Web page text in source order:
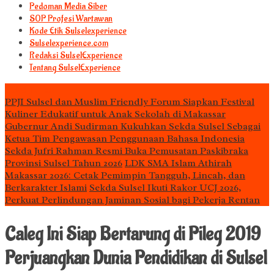
Pedoman Media Siber
S0P Profesi Wartawan
Kode Etik Sulselexperience
Sulselexperience.com
Redaksi SulselExperience
Tentang SulselExperience
PPJI Sulsel dan Muslim Friendly Forum Siapkan Festival
Kuliner Edukatif untuk Anak Sekolah di Makassar
Gubernur Andi Sudirman Kukuhkan Sekda Sulsel Sebagai
Ketua Tim Pengawasan Penggunaan Bahasa Indonesia
Sekda Jufri Rahman Resmi Buka Pemusatan Paskibraka
Provinsi Sulsel Tahun 2026 LDK SMA Islam Athirah
Makassar 2026: Cetak Pemimpin Tangguh, Lincah, dan
Berkarakter Islami Sekda Sulsel Ikuti Rakor UCJ 2026,
Perkuat Perlindungan Jaminan Sosial bagi Pekerja Rentan
Caleg Ini Siap Bertarung di Pileg 2019
Perjuangkan Dunia Pendidikan di Sulsel